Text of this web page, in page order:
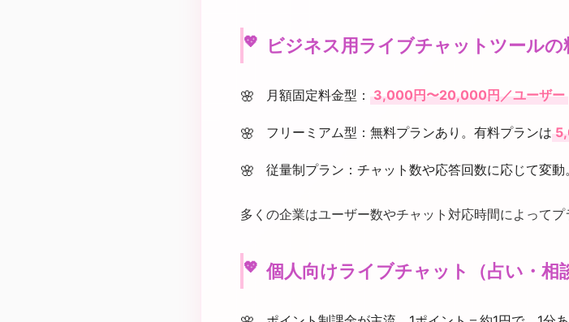
ビジネス用ライブチャットツールの
月額固定料金型： 3,000円〜20,000円／ユーザー
フリーミアム型：無料プランあり。有料プランは
従量制プラン：チャット数や応答回数に応じて変
多くの企業はユーザー数やチャット対応時間によって
個人向けライブチャット（占い・相